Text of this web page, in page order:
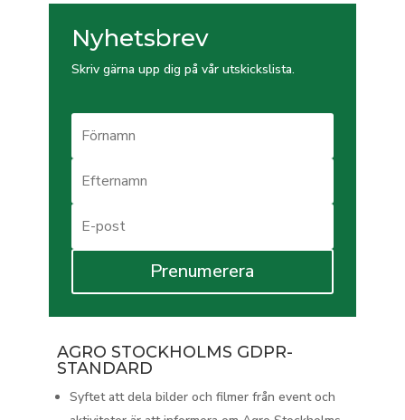
Nyhetsbrev
Skriv gärna upp dig på vår utskickslista.
Prenumerera
AGRO STOCKHOLMS GDPR-
STANDARD
Syftet att dela bilder och filmer från event och